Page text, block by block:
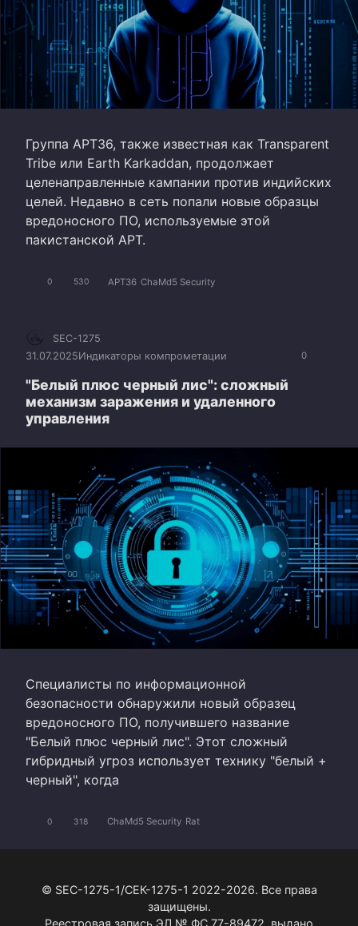
Группа APT36, также известная как Transparent
Tribe или Earth Karkaddan, продолжает
целенаправленные кампании против индийских
целей. Недавно в сеть попали новые образцы
вредоносного ПО, используемые этой
пакистанской APT.
0 530 APT36 ChaMd5 Security
0
SEC-1275
31.07.2025Индикаторы компрометации
"Белый плюс черный лис": сложный
механизм заражения и удаленного
управления
Специалисты по информационной
безопасности обнаружили новый образец
вредоносного ПО, получившего название
"Белый плюс черный лис". Этот сложный
гибридный угроз использует технику "белый +
черный", когда
0 318 ChaMd5 Security Rat
© SEC-1275-1/СЕК-1275-1 2022-2026. Все права
защищены.
Реестровая запись ЭЛ № ФС 77-89472, выдано